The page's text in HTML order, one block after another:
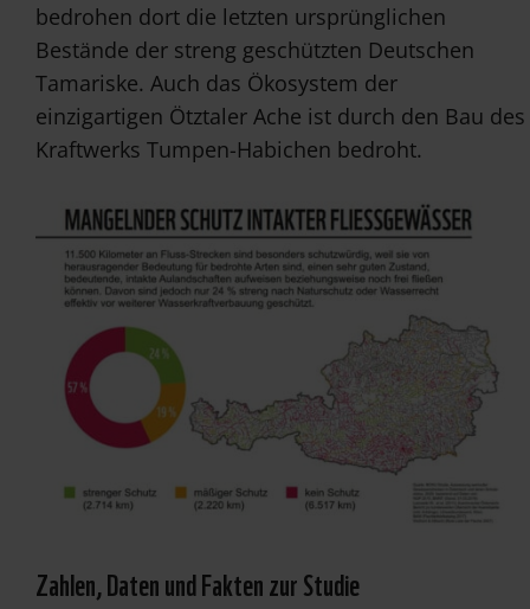
bedrohen dort die letzten ursprünglichen
Bestände der streng geschützten Deutschen
Tamariske. Auch das Ökosystem der
einzigartigen Ötztaler Ache ist durch den Bau des
Kraftwerks Tumpen-Habichen bedroht.
Zahlen, Daten und Fakten zur Studie